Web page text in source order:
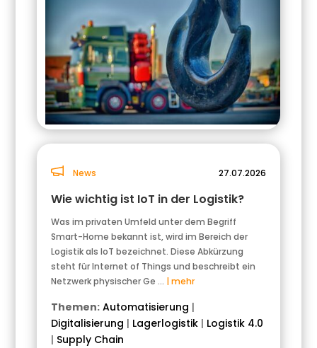
News 27.07.2026
Wie wichtig ist IoT in der Logistik?
Was im privaten Umfeld unter dem Begriff
Smart-Home bekannt ist, wird im Bereich der
Logistik als IoT bezeichnet. Diese Abkürzung
steht für Internet of Things und beschreibt ein
Netzwerk physischer Ge … | mehr
Themen: Automatisierung |
Digitalisierung | Lagerlogistik | Logistik 4.0
| Supply Chain